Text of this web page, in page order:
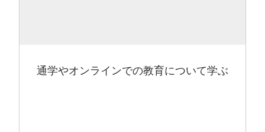
通学やオンラインでの教育について学ぶ